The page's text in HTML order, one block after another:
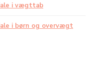
i vægttab
i børn og overvægt